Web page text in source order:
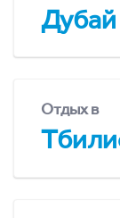
Дубай
Отдых в